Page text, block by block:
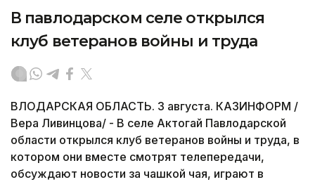
В павлодарском селе открылся
клуб ветеранов войны и труда
ВЛОДАРСКАЯ ОБЛАСТЬ. 3 августа. КАЗИНФОРМ /
Вера Ливинцова/ - В селе Актогай Павлодарской
области открылся клуб ветеранов войны и труда, в
котором они вместе смотрят телепередачи,
обсуждают новости за чашкой чая, играют в